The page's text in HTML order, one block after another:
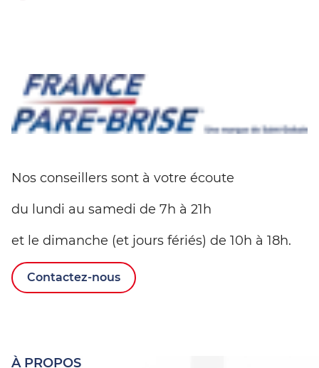
Nos conseillers sont à votre écoute
du lundi au samedi de 7h à 21h
et le dimanche (et jours fériés) de 10h à 18h.
Contactez-nous
À PROPOS